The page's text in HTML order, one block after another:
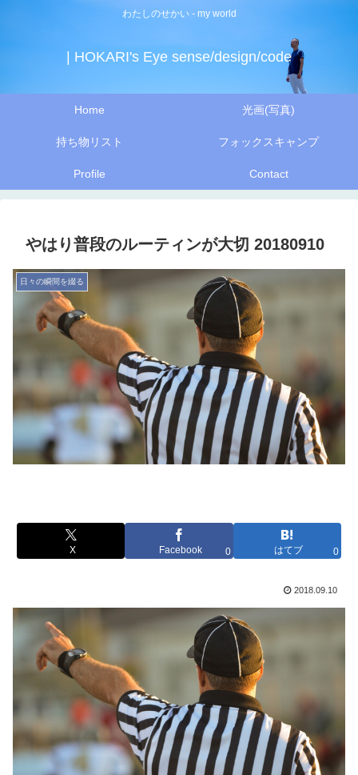
わたしのせかい - my world
| HOKARI's Eye sense/design/code
Home 光画(写真)
持ち物リスト フォックスキャンプ
Profile Contact
やはり普段のルーティンが大切 20180910
日々の瞬間を綴る
X Facebook 0 はてブ 0
2018.09.10